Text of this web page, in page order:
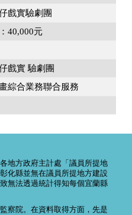
戲實驗劇團
40,000元
戲實 驗劇團
綜合業務聯合服務
各地方政府主計處「議員所提地
化縣並無在議員所提地方建設
無法透過統計得知每個宜蘭縣
察院。在資料取得方面，先是